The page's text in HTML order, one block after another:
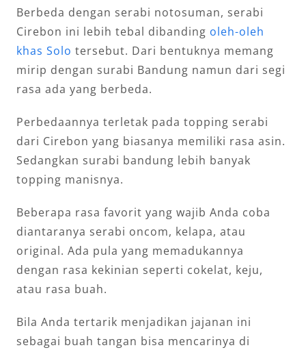
Berbeda dengan serabi notosuman, serabi
Cirebon ini lebih tebal dibanding oleh-oleh
khas Solo tersebut. Dari bentuknya memang
mirip dengan surabi Bandung namun dari segi
rasa ada yang berbeda.
Perbedaannya terletak pada topping serabi
dari Cirebon yang biasanya memiliki rasa asin.
Sedangkan surabi bandung lebih banyak
topping manisnya.
Beberapa rasa favorit yang wajib Anda coba
diantaranya serabi oncom, kelapa, atau
original. Ada pula yang memadukannya
dengan rasa kekinian seperti cokelat, keju,
atau rasa buah.
Bila Anda tertarik menjadikan jajanan ini
sebagai buah tangan bisa mencarinya di